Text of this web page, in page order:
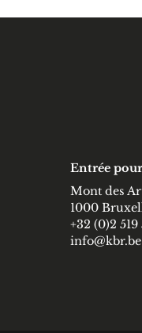
Entrée
Mont des
1000
+32 (0)2 519
info@kbr.be